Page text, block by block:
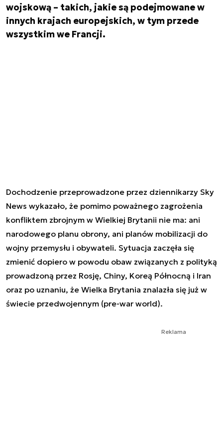
wojskową – takich, jakie są podejmowane w
innych krajach europejskich, w tym przede
wszystkim we Francji.
Dochodzenie przeprowadzone przez dziennikarzy Sky
News wykazało, że pomimo poważnego zagrożenia
konfliktem zbrojnym w Wielkiej Brytanii nie ma: ani
narodowego planu obrony, ani planów mobilizacji do
wojny przemysłu i obywateli. Sytuacja zaczęła się
zmienić dopiero w powodu obaw związanych z polityką
prowadzoną przez Rosję, Chiny, Koreą Północną i Iran
oraz po uznaniu, że Wielka Brytania znalazła się już w
świecie przedwojennym (pre-war world).
Reklama